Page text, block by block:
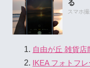
る
スマホ
自由が丘 雑貨
IKEA フォトフ